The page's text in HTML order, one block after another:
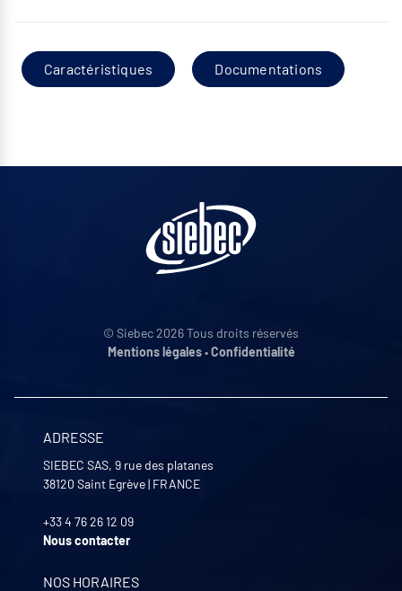
Caractéristiques Documentations
© Siebec 2026 Tous droits réservés
Mentions légales•Confidentialité
ADRESSE
SIEBEC SAS, 9 rue des platanes
38120 Saint Egrève| FRANCE
+33 4 76 26 12 09
Nous contacter
NOS HORAIRES